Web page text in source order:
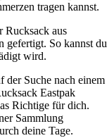
tragen kannst.
Rucksack aus
gefertigt. So kannst du
wird.
der Suche nach einem
Eastpak
Richtige für dich.
Sammlung
deine Tage.